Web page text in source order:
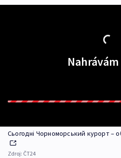
Сьогодні Чорноморський курорт –
Zdroj: ČT24